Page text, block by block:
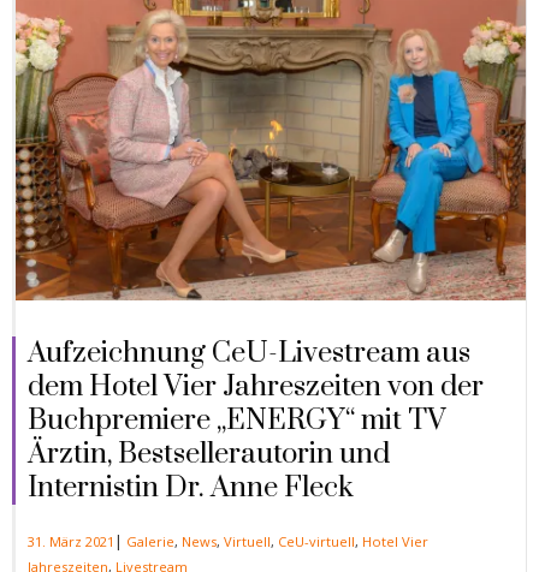
Aufzeichnung CeU-Livestream aus
dem Hotel Vier Jahreszeiten von der
Buchpremiere „ENERGY“ mit TV
Ärztin, Bestsellerautorin und
Internistin Dr. Anne Fleck
31. März 2021 | Galerie, News, Virtuell, CeU-virtuell, Hotel Vier
Jahreszeiten, Livestream